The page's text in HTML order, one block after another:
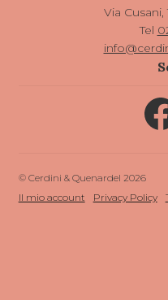
Via Cusani,
Tel
© Cerdini & Quenardel 2026
Il mio account
Privacy Policy